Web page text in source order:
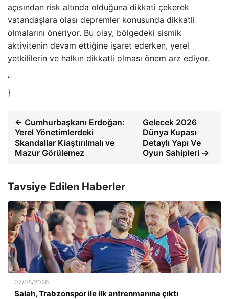
açısından risk altında olduğuna dikkati çekerek
vatandaşlara olası depremler konusunda dikkatli
olmalarını öneriyor. Bu olay, bölgedeki sismik
aktivitenin devam ettiğine işaret ederken, yerel
yetkililerin ve halkın dikkatli olması önem arz ediyor.
”
}
← Cumhurbaşkanı Erdoğan:
Yerel Yönetimlerdeki
Skandallar Kiaştırılmalı ve
Mazur Görülemez
Gelecek 2026
Dünya Kupası
Detaylı Yapı Ve
Oyun Sahipleri →
Tavsiye Edilen Haberler
07/08/2026
Salah, Trabzonspor ile ilk antrenmanına çıktı